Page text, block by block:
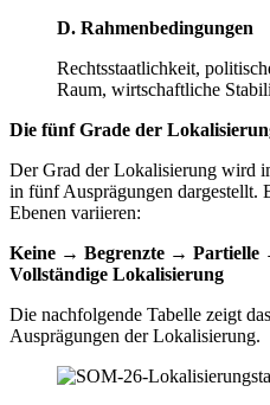
D. Rahmenbedingungen
Rechtsstaatlichkeit,
Raum, wirtschaftliche
Die fünf Grade der
Der Grad der Lokalisierung wird
in fünf Ausprägungen dargestellt.
Ebenen variieren:
Keine → Begrenzte → Partielle
Vollständige Lokalisierung
Die nachfolgende Tabelle zeigt
Ausprägungen der Lokalisierung.